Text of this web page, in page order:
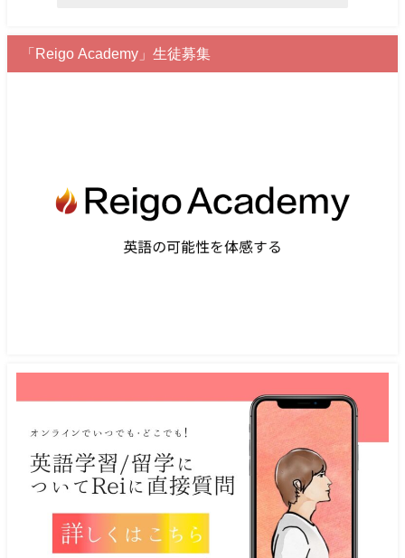
「Reigo Academy」生徒募集